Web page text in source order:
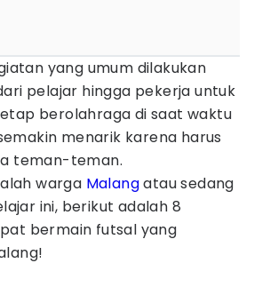
yang umum dilakukan
pelajar hingga pekerja untuk
berolahraga di saat waktu
menarik karena harus
teman-teman.
warga Malangatau sedang
ini, berikut adalah 8
bermain futsal yang